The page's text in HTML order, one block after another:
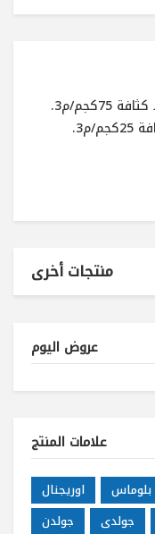
منتجات أخرى
عروض اليوم
علامات المنتج
اوريجنال بلوماس
جولدن
جولدى